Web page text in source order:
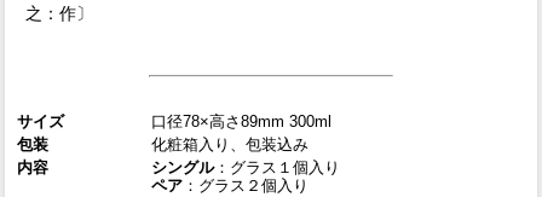
之：作〕
サイズ
口径78×高さ89mm 300ml
包装
化粧箱入り、包装込み
内容
シングル：グラス１個入り
ペア：グラス２個入り